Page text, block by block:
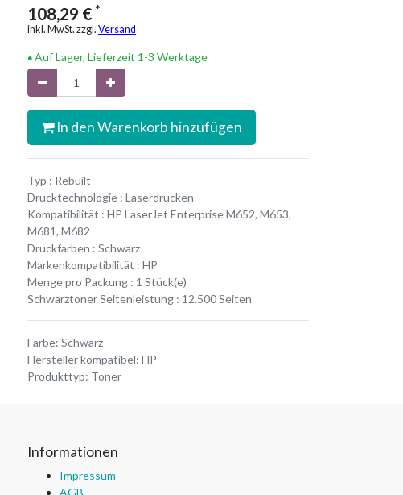
108,29 € *
inkl. MwSt. zzgl. Versand
Auf Lager, Lieferzeit 1-3 Werktage
In den Warenkorb hinzufügen
Typ : Rebuilt
Drucktechnologie : Laserdrucken
Kompatibilität : HP LaserJet Enterprise M652, M653,
M681, M682
Druckfarben : Schwarz
Markenkompatibilität : HP
Menge pro Packung : 1 Stück(e)
Schwarztoner Seitenleistung : 12.500 Seiten
Farbe: Schwarz
Hersteller kompatibel: HP
Produkttyp: Toner
Informationen
Impressum
AGB